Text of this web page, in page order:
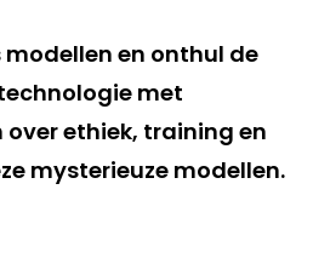
modellen en onthul de
met
ethiek, training en
mysterieuze modellen.